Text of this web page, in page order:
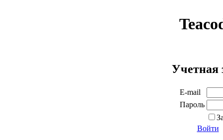
Учетная
E-mail
Пароль
Войти